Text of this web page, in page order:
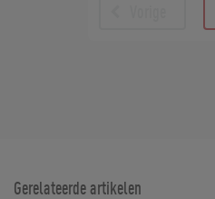
Gerelateerde artikelen